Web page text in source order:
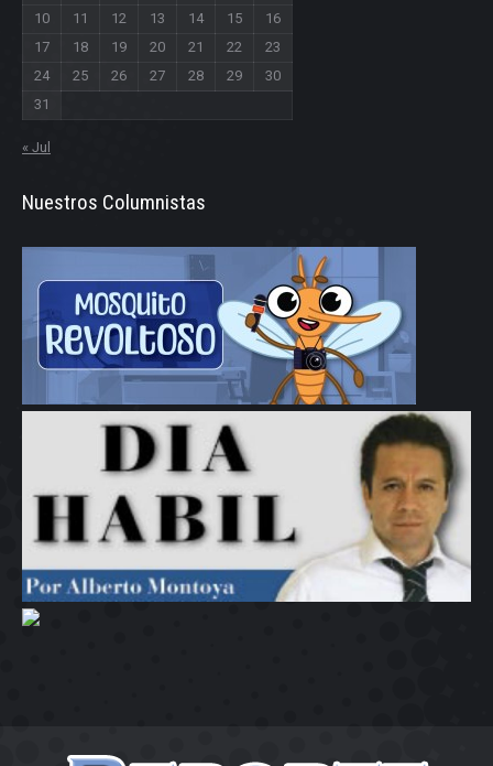
10
11 12 13 14 15
16
17
18 19 20 21 22
23
24
25 26 27 28 29
30
31
« Jul
Nuestros Columnistas